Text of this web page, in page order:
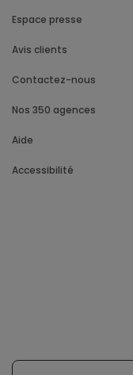
Espace presse
Avis clients
Contactez-nous
Nos 350 agences
Aide
Accessibilité